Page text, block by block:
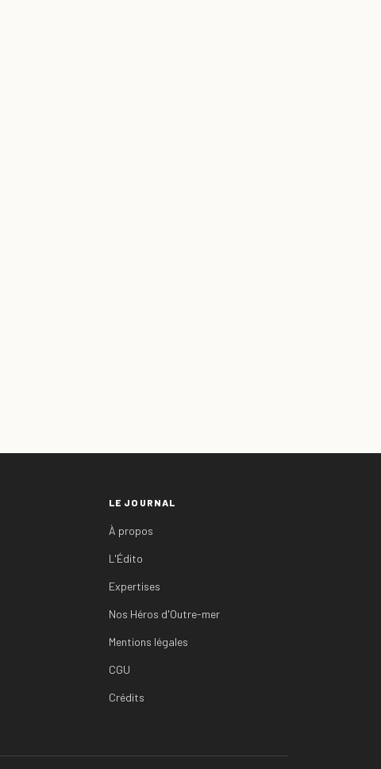
LE JOURNAL
À propos
L'Édito
Expertises
Nos Héros d'Outre-mer
Mentions légales
CGU
Crédits